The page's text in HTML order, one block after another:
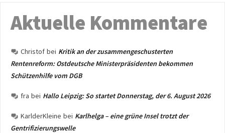
Aktuelle Kommentare
Christof bei Kritik an der zusammengeschusterten
Rentenreform: Ostdeutsche Ministerpräsidenten bekommen
Schützenhilfe vom DGB
fra bei Hallo Leipzig: So startet Donnerstag, der 6. August 2026
KarlderKleine bei Karlhelga – eine grüne Insel trotzt der
Gentrifizierungswelle